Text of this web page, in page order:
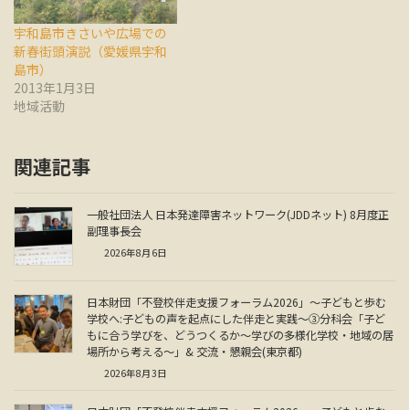
宇和島市きさいや広場での
新春街頭演説（愛媛県宇和
島市）
2013年1月3日
地域活動
関連記事
一般社団法人 日本発達障害ネットワーク(JDDネット) 8月度正
副理事長会
2026年8月6日
日本財団「不登校伴走支援フォーラム2026」～子どもと歩む
学校へ:子どもの声を起点にした伴走と実践～③分科会「子ど
もに合う学びを、どうつくるか～学びの多様化学校・地域の居
場所から考える～」& 交流・懇親会(東京都)
2026年8月3日